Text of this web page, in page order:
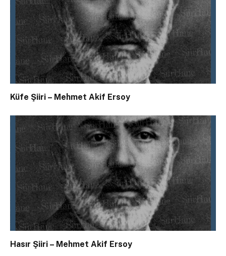
Küfe Şiiri – Mehmet Akif Ersoy
Hasır Şiiri – Mehmet Akif Ersoy